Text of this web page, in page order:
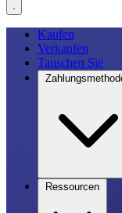
Kaufen
Verkaufen
Tauschen Sie
Ressourcen